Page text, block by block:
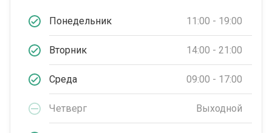
Понедельник 11:00 - 19:00
Вторник 14:00 - 21:00
Среда 09:00 - 17:00
Четверг Выходной